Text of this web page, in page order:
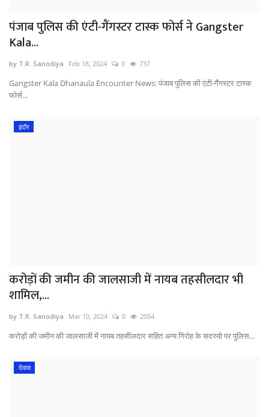
पंजाब पुलिस की एंटी-गैंगस्टर टास्क फोर्स ने Gangster
Kala...
by T.R. Sanodiya Feb 18, 2024 0 737
Gangster Kala Dhanaula Encounter News: पंजाब पुलिस की एंटी-गैंगस्टर टास्क
फोर्स...
इंदौर
करोड़ों की जमीन की जालसाजी में नायब तहसीलदार भी
शामिल,...
by T.R. Sanodiya Mar 10, 2024 0 2054
करोड़ों की जमीन की जालसाजी में नायब तहसीलदार सहित अन्य गिरोह के सदस्यो पर पुलिस...
देवास